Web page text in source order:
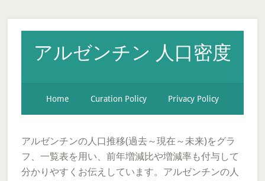
アルゼンチン 人口密度
Home Curation Policy Privacy Policy
アルゼンチンの人口推移(過去～現在～未来)をグラ
フ、一覧表を用い、前年増減比や増減率も付与して
分かりやすくお伝えしています。アルゼンチンの人